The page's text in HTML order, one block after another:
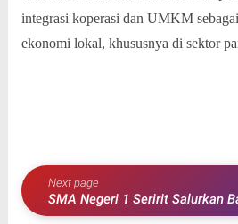
integrasi koperasi dan UMKM
ekonomi lokal, khususnya di sektor
Next page
SMA Negeri 1 Seririt Salurkan
Sembako Untuk Warga